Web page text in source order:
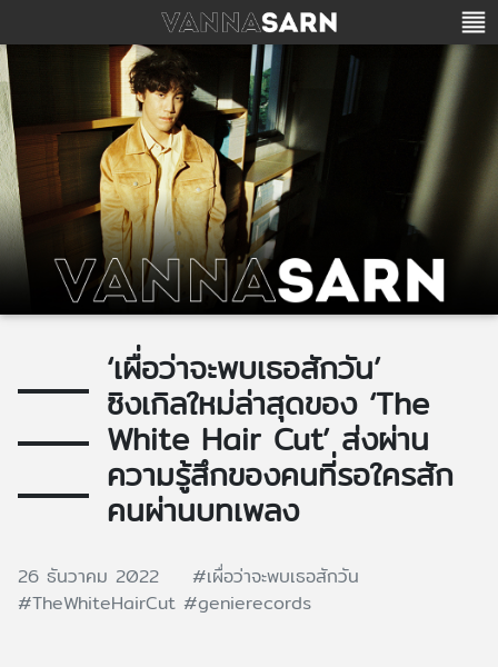
‘เผื่อว่าจะพบเธอสักวัน’
ซิงเกิลใหม่ล่าสุดของ ‘The
White Hair Cut’ ส่งผ่าน
ความรู้สึกของคนที่รอใครสัก
คนผ่านบทเพลง
26 ธันวาคม 2022
#เผื่อว่าจะพบเธอสักวัน
#TheWhiteHairCut #genierecords